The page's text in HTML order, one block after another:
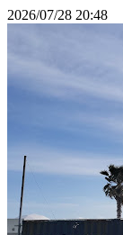
2026/07/28 20:48